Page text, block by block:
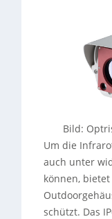
Bild:
Um die
auch unter
können,
schützt. Das